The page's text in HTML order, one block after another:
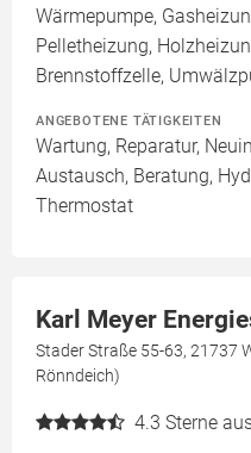
Wärmepumpe,
Pelletheizung,
Brennstoffzelle,
ANGEBOTENE TÄTIGKEITEN
Wartung, Reparatur,
Austausch, Beratung,
Thermostat
Karl Meyer
Stader Straße 55-63, 21737
Rönndeich)
4.3 Sterne